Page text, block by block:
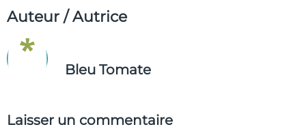
Auteur / Autrice
Bleu Tomate
Laisser un commentaire